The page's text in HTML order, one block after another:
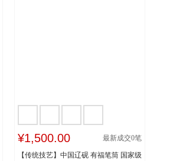
¥1,500.00 最新成交0笔
【传统技艺】中国辽砚 有福笔筒 国家级